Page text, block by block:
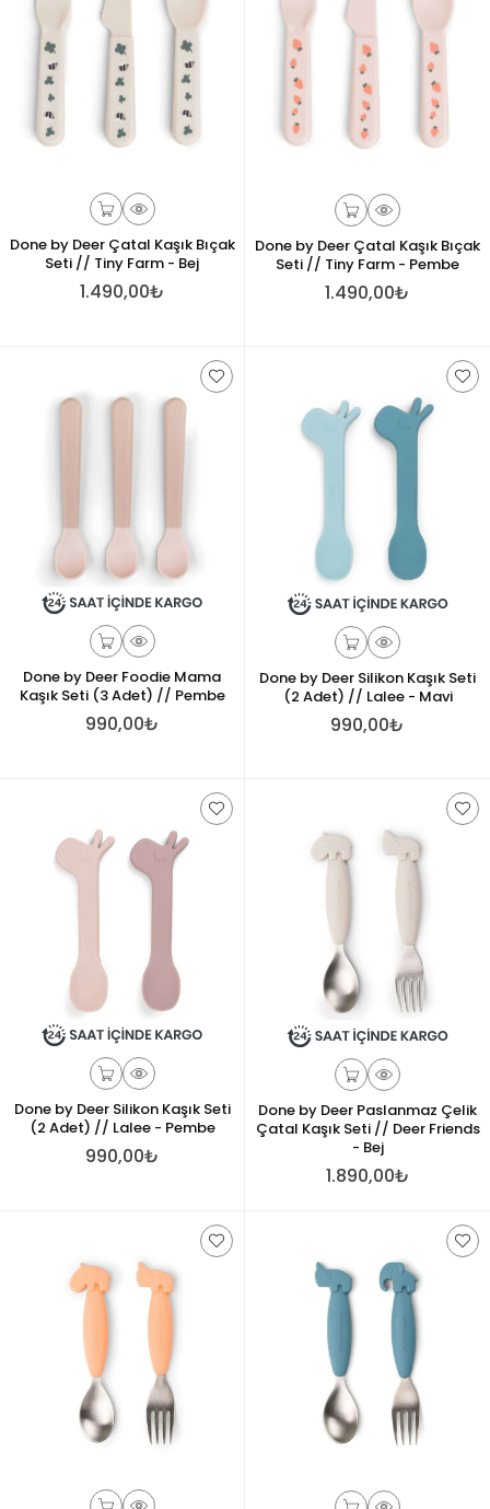
Done by Deer Çatal Kaşık Bıçak
Seti // Tiny Farm - Bej
1.490,00₺
Done by Deer Çatal Kaşık Bıçak
Seti // Tiny Farm - Pembe
1.490,00₺
Done by Deer Foodie Mama
Kaşık Seti (3 Adet) // Pembe
990,00₺
Done by Deer Silikon Kaşık Seti
(2 Adet) // Lalee - Mavi
990,00₺
Done by Deer Silikon Kaşık Seti
(2 Adet) // Lalee - Pembe
990,00₺
Done by Deer Paslanmaz Çelik
Çatal Kaşık Seti // Deer Friends
- Bej
1.890,00₺